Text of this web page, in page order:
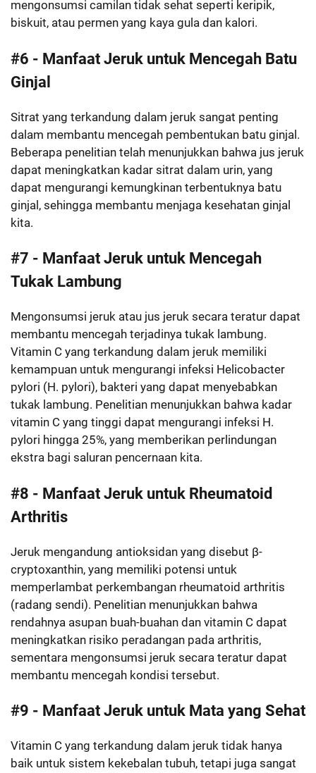
mengonsumsi camilan tidak sehat seperti keripik,
biskuit, atau permen yang kaya gula dan kalori.
#6 - Manfaat Jeruk untuk Mencegah Batu
Ginjal
Sitrat yang terkandung dalam jeruk sangat penting
dalam membantu mencegah pembentukan batu ginjal.
Beberapa penelitian telah menunjukkan bahwa jus jeruk
dapat meningkatkan kadar sitrat dalam urin, yang
dapat mengurangi kemungkinan terbentuknya batu
ginjal, sehingga membantu menjaga kesehatan ginjal
kita.
#7 - Manfaat Jeruk untuk Mencegah
Tukak Lambung
Mengonsumsi jeruk atau jus jeruk secara teratur dapat
membantu mencegah terjadinya tukak lambung.
Vitamin C yang terkandung dalam jeruk memiliki
kemampuan untuk mengurangi infeksi Helicobacter
pylori (H. pylori), bakteri yang dapat menyebabkan
tukak lambung. Penelitian menunjukkan bahwa kadar
vitamin C yang tinggi dapat mengurangi infeksi H.
pylori hingga 25%, yang memberikan perlindungan
ekstra bagi saluran pencernaan kita.
#8 - Manfaat Jeruk untuk Rheumatoid
Arthritis
Jeruk mengandung antioksidan yang disebut β-
cryptoxanthin, yang memiliki potensi untuk
memperlambat perkembangan rheumatoid arthritis
(radang sendi). Penelitian menunjukkan bahwa
rendahnya asupan buah-buahan dan vitamin C dapat
meningkatkan risiko peradangan pada arthritis,
sementara mengonsumsi jeruk secara teratur dapat
membantu mencegah kondisi tersebut.
#9 - Manfaat Jeruk untuk Mata yang Sehat
Vitamin C yang terkandung dalam jeruk tidak hanya
baik untuk sistem kekebalan tubuh, tetapi juga sangat